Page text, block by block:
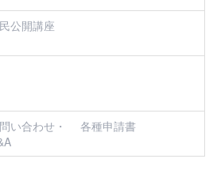
公開講座
い合わせ・
各種申請書